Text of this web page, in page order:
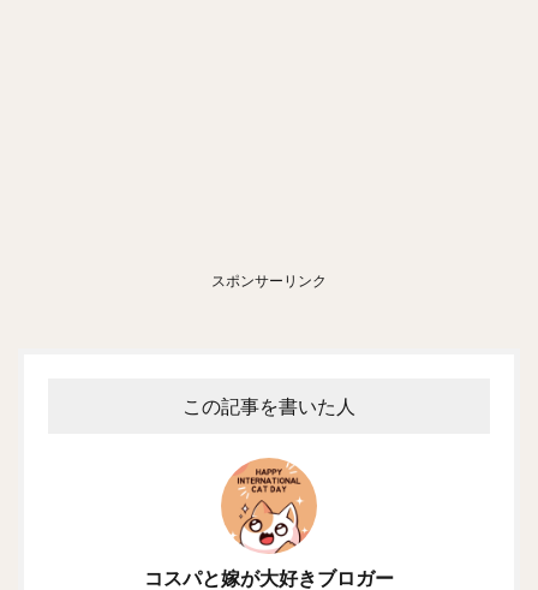
スポンサーリンク
この記事を書いた人
コスパと嫁が大好きブロガー